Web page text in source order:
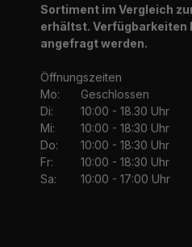
Sortiment im Vergleich
erhältst. Verfügbarkeiten
angefragt werden.
Öffnungszeiten
Mo:
Geschlossen
Di:
10:00 - 18.30 Uhr
Mi:
10:00 - 18:30 Uhr
Do:
10:00 - 18:30 Uhr
Fr:
10:00 - 18:30 Uhr
Sa:
10:00 - 17:00 Uhr